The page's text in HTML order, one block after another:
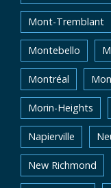
Mont-Tremblant
Montebello
Montréal
Morin-Heights
Napierville
New Richmond